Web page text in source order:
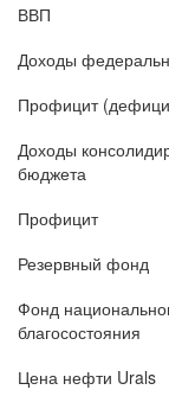
ВВП
Доходы
Профицит
Доходы
бюджета
Профицит
Резервный фонд
Фонд
благосостояния
Цена нефти Urals